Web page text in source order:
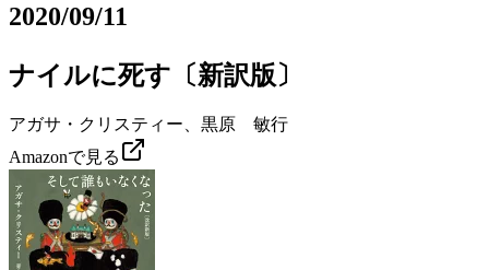
2020/09/11
ナイルに死す〔新訳版〕
アガサ・クリスティー、黒原 敏行
Amazonで見る